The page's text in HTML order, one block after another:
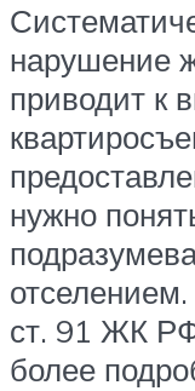
нарушение
приводит к
нужно
ст. 91 ЖК
более